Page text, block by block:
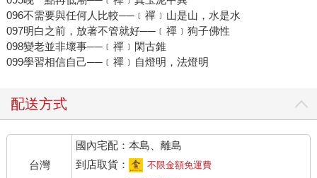
096不需要與任何人比較──﹝禪﹞山是山，水是水
097明白之前，放著不管就好──﹝禪﹞狗子佛性
098變老並非壞事──﹝禪﹞閑古錐
099學習相信自己──﹝禪﹞自燈明，法燈明
配送方式
台灣
國內宅配：本島、離島
到店取貨：
不限金額免運費